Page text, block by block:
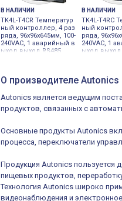
В НАЛИЧИИ
TK4L-T4CR Температур
ный контроллер, 4 раз
ряда, 96х96х645мм, 100-
240VAC, 1 аварийный в
ыход выход RS485
В НАЛИЧИИ
TK4L-T4RC
ный
ряда,
240VAC, 1
ыход выход
О производителе Autonics
Autonics является ведущим
продуктов, связанных с
Основные продукты Autonics
процесса, переключатели
Продукция Autonics пользуется
пищевых продуктов,
Технология Autonics широко
видеонаблюдения и